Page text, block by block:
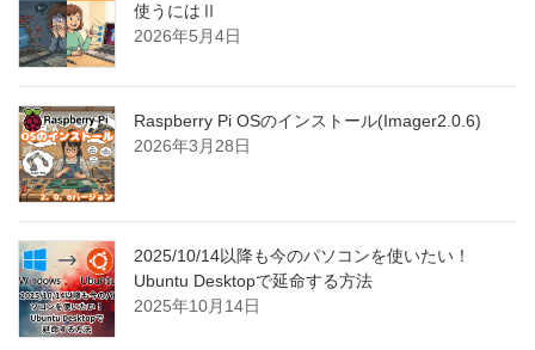
使うにはⅡ
2026年5月4日
Raspberry Pi OSのインストール(Imager2.0.6)
2026年3月28日
2025/10/14以降も今のパソコンを使いたい！
Ubuntu Desktopで延命する方法
2025年10月14日